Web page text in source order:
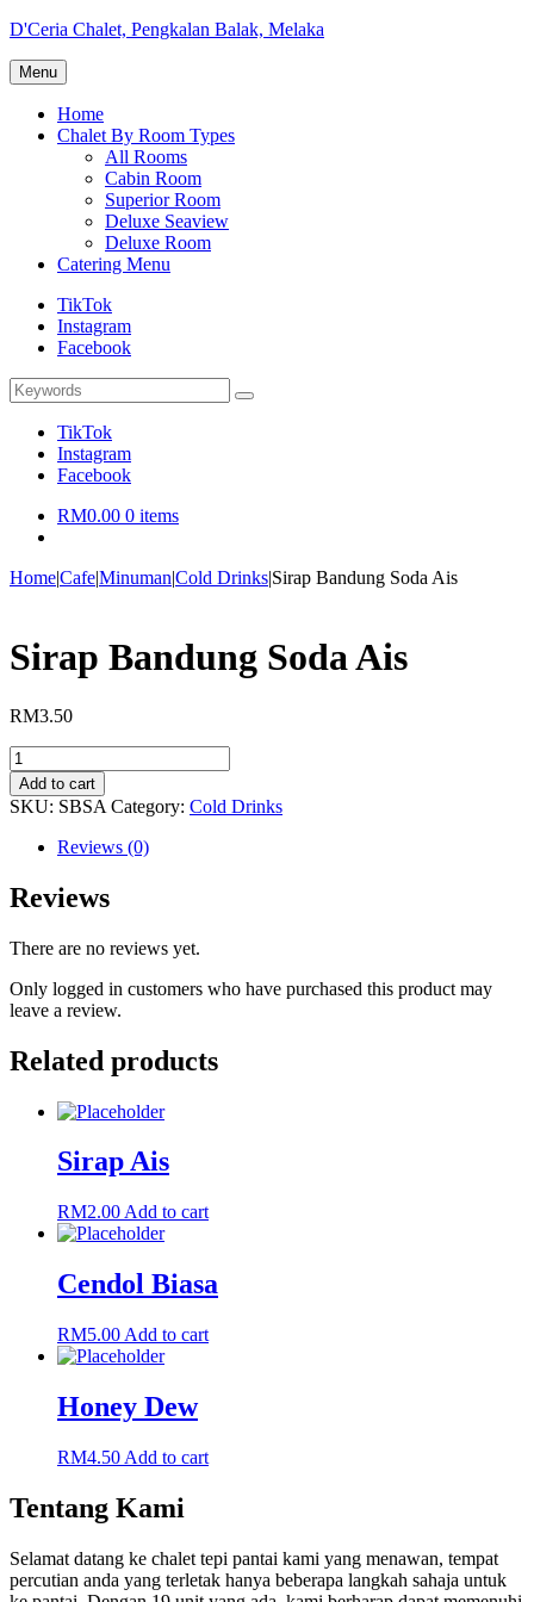
Skip
content
D'Ceria Chalet, Pengkalan Balak, Melaka
Terdapat
Sehingga
Menu
Home
Chalet By Room Types
All Rooms
Cabin Room
Superior Room
Deluxe Seaview
Deluxe Room
Catering Menu
TikTok
Instagram
Facebook
Search
for:
Search
TikTok
Instagram
Facebook
RM0.00 0 items
Home|Cafe|Minuman|Cold Drinks|Sirap Bandung Soda Ais
Sirap Bandung Soda Ais
RM3.50
Sirap
Bandung
Soda
Ais
quantity
Add to cart
SKU: SBSA Category: Cold Drinks
Reviews (0)
Reviews
There are no reviews yet.
Only logged in customers who have purchased this product may
leave a review.
Related products
Sirap Ais
RM2.00 Add to cart
Cendol Biasa
RM5.00 Add to cart
Honey Dew
RM4.50 Add to cart
Tentang Kami
Selamat datang ke chalet tepi pantai kami yang menawan, tempat
percutian anda yang terletak hanya beberapa langkah sahaja untuk